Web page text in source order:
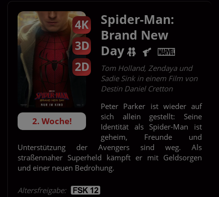
4K
3D
2D
2. Woche!
Spider-Man:
Brand New
Day
Tom Holland, Zendaya und
Sadie Sink in einem Film von
Destin Daniel Cretton
Peter Parker ist wieder auf
sich allein gestellt: Seine
Identität als Spider-Man ist
geheim, Freunde und
Unterstützung der Avengers sind weg. Als
straßennaher Superheld kämpft er mit Geldsorgen
und einer neuen Bedrohung.
Altersfreigabe: